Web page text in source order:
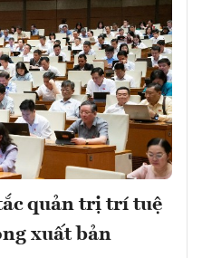
quản trị trí tuệ
xuất bản